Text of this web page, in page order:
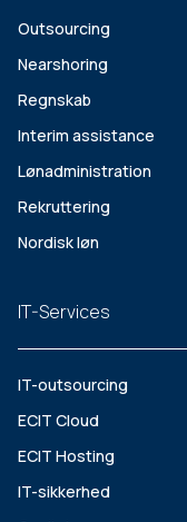
Outsourcing
Nearshoring
Regnskab
Interim assistance
Lønadministration
Rekruttering
Nordisk løn
IT-Services
IT-outsourcing
ECIT Cloud
ECIT Hosting
IT-sikkerhed